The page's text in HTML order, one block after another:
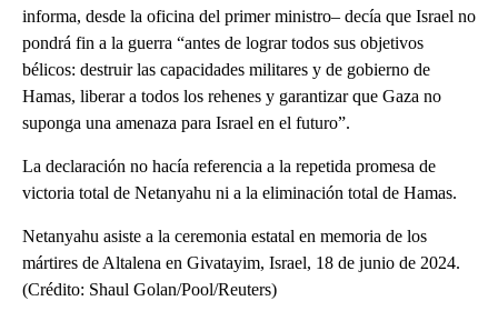
informa, desde la oficina del primer ministro– decía que Israel no
pondrá fin a la guerra “antes de lograr todos sus objetivos
bélicos: destruir las capacidades militares y de gobierno de
Hamas, liberar a todos los rehenes y garantizar que Gaza no
suponga una amenaza para Israel en el futuro”.
La declaración no hacía referencia a la repetida promesa de
victoria total de Netanyahu ni a la eliminación total de Hamas.
Netanyahu asiste a la ceremonia estatal en memoria de los
mártires de Altalena en Givatayim, Israel, 18 de junio de 2024.
(Crédito: Shaul Golan/Pool/Reuters)